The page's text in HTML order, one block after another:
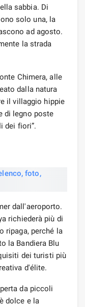
sabbia. Di
solo una, la
ad agosto.
la strada
Chimera, alle
dalla natura
il villaggio hippie
di legno poste
dei fiori”.
dall'aeroporto.
richiederà più di
ripaga, perché la
la Bandiera Blu
dei turisti più
d'élite.
da piccoli
dolce e la